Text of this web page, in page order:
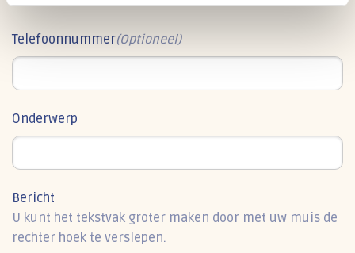
Telefoonnummer(Optioneel)
Onderwerp
Bericht
U kunt het tekstvak groter maken door met uw muis de
rechter hoek te verslepen.